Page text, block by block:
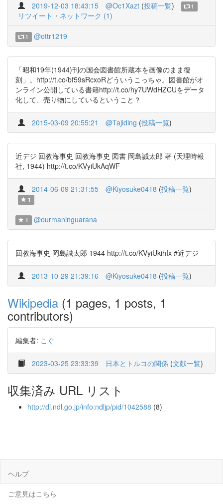
2019-12-03 18:43:15 @Oc1Xazt (投稿一覧) 1
リツイート・ネットワーク (1)
1 @ottr1219
「昭和19年(1944)刊の国会図書館所蔵本を画像のまま復
刻」。http://t.co/bf59sRcxoRどういうこっちゃ。図書館がオ
ンライン公開している書籍http://t.co/hy7UWdHZCUをデータ
化して、売り物にしているということ？
2015-03-09 20:55:21 @Tajiding (投稿一覧)
近デジ 回教海事史 回教海事史 図書 岡島誠太郎 著 (天理時報
社, 1944) http://t.co/KVyiUkAqWF
2014-06-09 21:31:55 @Kiyosuke0418 (投稿一覧)
1
1 @ourmaninguarana
回教海事史 岡島誠太郎 1944 http://t.co/KVyiUkihIx #近デジ
2013-10-29 21:39:16 @Kiyosuke0418 (投稿一覧)
Wikipedia (1 pages, 1 posts, 1
contributors)
編集者: こぐ
2023-03-25 23:33:39 日本とトルコの関係 (文献一覧)
収集済み URL リスト
http://dl.ndl.go.jp/info:ndljp/pid/1042588 (8)
ヘルプ
ご意見はこちら